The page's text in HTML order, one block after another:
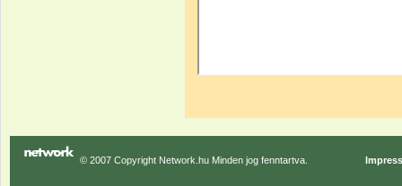
© 2007 Copyright Network.hu Minden jog fenntartva.